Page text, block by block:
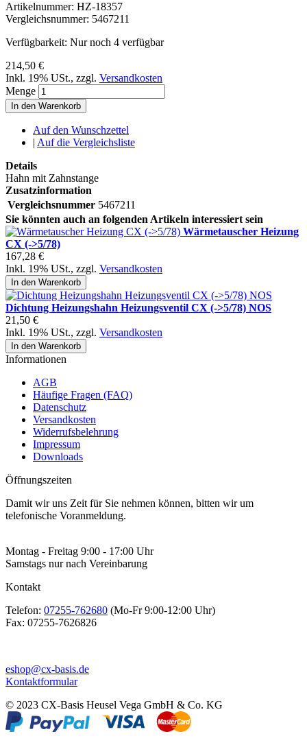
Artikelnummer: HZ-18357
Vergleichsnummer: 5467211
Verfügbarkeit: Nur noch 4 verfügbar
214,50 €
Inkl. 19% USt., zzgl. Versandkosten
Menge
In den Warenkorb
Auf den Wunschzettel
| Auf die Vergleichsliste
Details
Hahn mit Zahnstange
Zusatzinformation
Vergleichsnummer 5467211
Sie könnten auch an folgenden Artikeln interessiert sein
Wärmetauscher Heizung
CX (->5/78)
167,28 €
Inkl. 19% USt., zzgl. Versandkosten
In den Warenkorb
Dichtung Heizungshahn Heizungsventil CX (->5/78) NOS
21,50 €
Inkl. 19% USt., zzgl. Versandkosten
In den Warenkorb
Informationen
AGB
Häufige Fragen (FAQ)
Datenschutz
Versandkosten
Widerrufsbelehrung
Impressum
Downloads
Öffnungszeiten
Damit wir uns Zeit für Sie nehmen können, bitten wir um
telefonische Voranmeldung.
Montag - Freitag 9:00 - 17:00 Uhr
Samstags nur nach Vereinbarung
Kontakt
Telefon: 07255-762680 (Mo-Fr 9:00-12:00 Uhr)
Fax: 07255-7626826
eshop@cx-basis.de
Kontaktformular
© 2023 CX-Basis Heusel Vega GmbH & Co. KG